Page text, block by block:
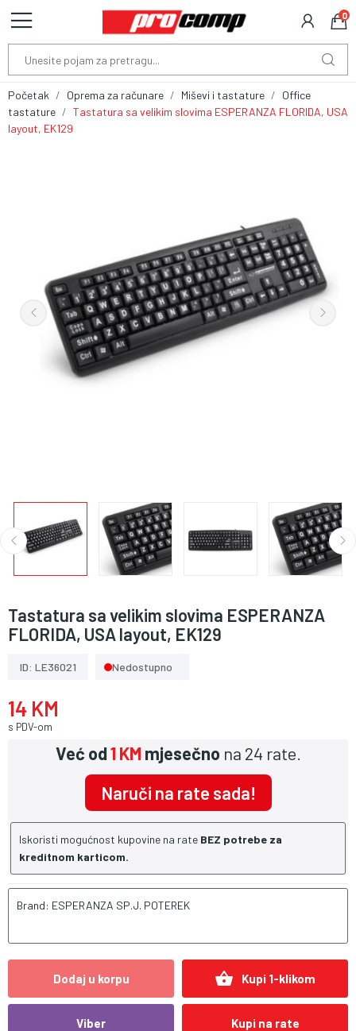
0
Početak Oprema za računare Miševi i tastature
Office
tastature
Tastatura sa velikim slovima ESPERANZA FLORIDA, USA
layout, EK129
Tastatura sa velikim slovima ESPERANZA
FLORIDA, USA layout, EK129
ID: LE36021 Nedostupno
14 KM
s PDV-om
Već od1 KM mjesečno na 24 rate.
Naruči na rate sada!
Iskoristi mogućnost kupovine na rate BEZ potrebe za
kreditnom karticom.
Brand: ESPERANZA SP.J. POTEREK
Dodaj u korpu shopping_basket Kupi 1-klikom
Viber Kupi na rate